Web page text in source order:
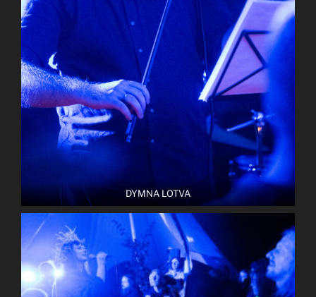
DYMNA LOTVA